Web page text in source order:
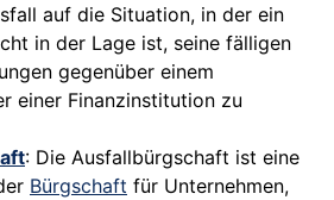
auf die Situation, in der ein
in der Lage ist, seine fälligen
gegenüber einem
einer Finanzinstitution zu
: Die Ausfallbürgschaft ist eine
Bürgschaft für Unternehmen,